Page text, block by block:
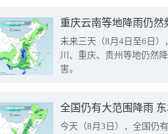
重庆云南等地降雨仍然
未来三天（8月4日至6日
川、重庆、贵州等地仍然
害。
全国仍有大范围降雨
今天（8月3日），全国仍